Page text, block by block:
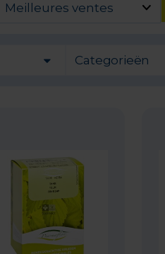
Meilleures ventes
Categorieën